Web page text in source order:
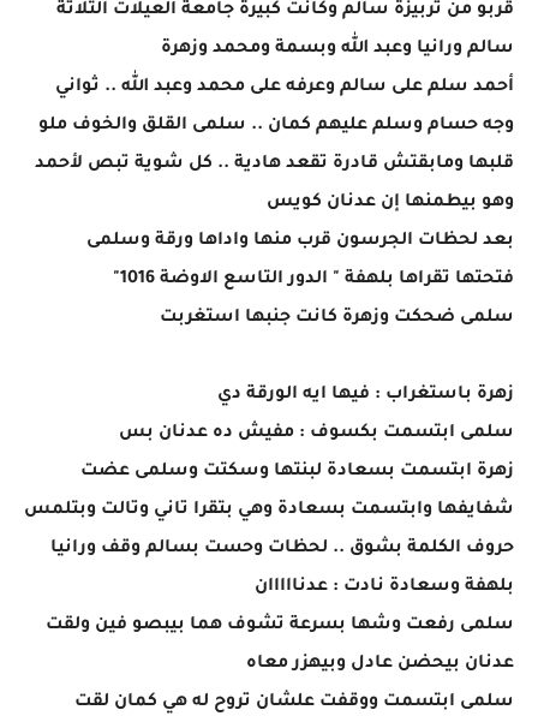
قربو من تربيزة سالم وكانت كبيرة جامعة العيلات التلاتة
سالم ورانيا وعبد الله وبسمة ومحمد وزهرة
أحمد سلم على سالم وعرفه على محمد وعبد الله .. ثواني
وجه حسام وسلم عليهم كمان .. سلمى القلق والخوف ملو
قلبها ومابقتش قادرة تقعد هادية .. كل شوية تبص لأحمد
وهو بيطمنها إن عدنان كويس
بعد لحظات الجرسون قرب منها واداها ورقة وسلمى
فتحتها تقراها بلهفة " الدور التاسع الاوضة 1016"
سلمى ضحكت وزهرة كانت جنبها استغربت
زهرة باستغراب : فيها ايه الورقة دي
سلمى ابتسمت بكسوف : مفيش ده عدنان بس
زهرة ابتسمت بسعادة لبنتها وسكتت وسلمى عضت
شفايفها وابتسمت بسعادة وهي بتقرا تاني وتالت وبتلمس
حروف الكلمة بشوق .. لحظات وحست بسالم وقف ورانيا
بلهفة وسعادة نادت : عدنااااان
سلمى رفعت وشها بسرعة تشوف هما بيبصو فين ولقت
عدنان بيحضن عادل وبيهزر معاه
سلمى ابتسمت ووقفت علشان تروح له هي كمان لقت